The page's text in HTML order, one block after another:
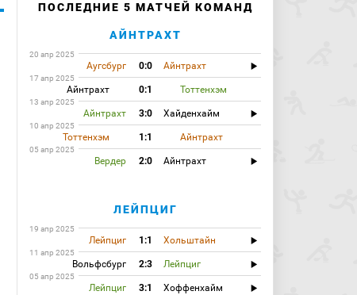
ПОСЛЕДНИЕ 5 МАТЧЕЙ КОМАНД
АЙНТРАХТ
20 апр 2025
Аугсбург 0:0 Айнтрахт
17 апр 2025
Айнтрахт 0:1 Тоттенхэм
13 апр 2025
Айнтрахт 3:0 Хайденхайм
10 апр 2025
Тоттенхэм 1:1 Айнтрахт
05 апр 2025
Вердер 2:0 Айнтрахт
ЛЕЙПЦИГ
19 апр 2025
Лейпциг 1:1 Хольштайн
11 апр 2025
Вольфсбург 2:3 Лейпциг
05 апр 2025
Лейпциг 3:1 Хоффенхайм